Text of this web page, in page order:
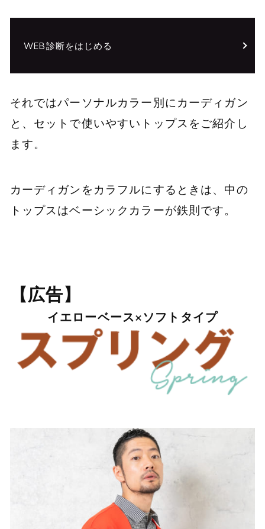
WEB診断をはじめる
それではパーソナルカラー別にカーディガン
と、セットで使いやすいトップスをご紹介し
ます。
カーディガンをカラフルにするときは、中の
トップスはベーシックカラーが鉄則です。
【広告】
イエローベース×ソフトタイプ